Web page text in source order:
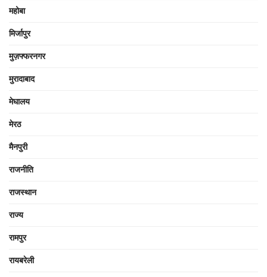
महोबा
मिर्जापुर
मुज़फ्फरनगर
मुरादाबाद
मेघालय
मेरठ
मैनपुरी
राजनीति
राजस्थान
राज्य
रामपुर
रायबरेली